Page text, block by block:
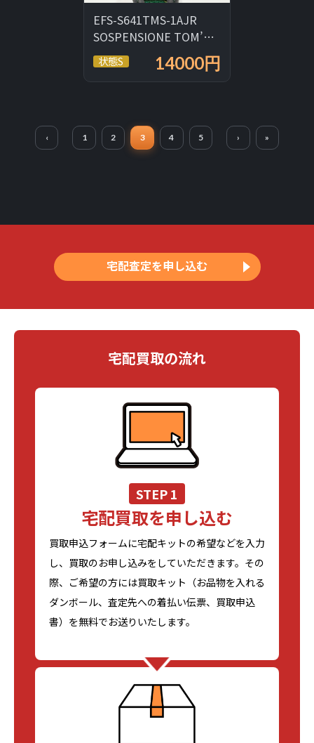
EFS-S641TMS-1AJR
SOSPENSIONE TOM’S
50TH ANNIVERSARY...
状態S 14000円
‹ 1 2 3 4 5 › »
宅配査定を申し込む
宅配買取の流れ
STEP 1
宅配買取を申し込む
買取申込フォームに宅配キットの希望などを入力
し、買取のお申し込みをしていただきます。その
際、ご希望の方には買取キット（お品物を入れる
ダンボール、査定先への着払い伝票、買取申込
書）を無料でお送りいたします。